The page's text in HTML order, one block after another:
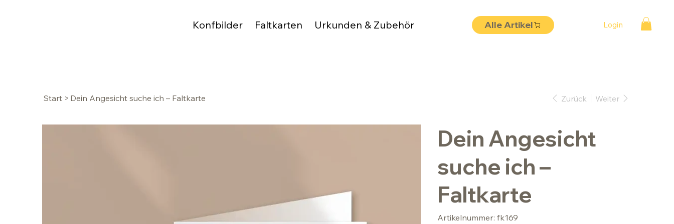
Alle Artikel Login
Konfbilder Faltkarten Urkunden & Zubehör
Start > Dein Angesicht suche ich – Faltkarte Zurück Weiter
Dein Angesicht
suche ich –
Faltkarte
Artikelnummer: Artikelnummer:
fk169
fk169